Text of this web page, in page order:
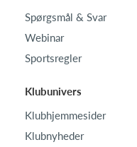
Spørgsmål & Svar
Webinar
Sportsregler
Klubunivers
Klubhjemmesider
Klubnyheder